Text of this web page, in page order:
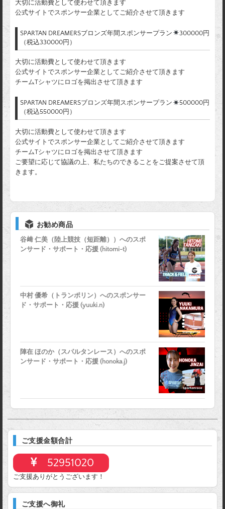
大切に活動費として使わせて頂きます
公式サイトでスポンサー企業としてご紹介させて頂きます
SPARTAN DREAMERSブロンズ年間スポンサープラン
300000円
（税込330000円）
大切に活動費として使わせて頂きます
公式サイトでスポンサー企業としてご紹介させて頂きます
チームTシャツにロゴを掲出させて頂きます
SPARTAN DREAMERSブロンズ年間スポンサープラン
500000円
（税込550000円）
大切に活動費として使わせて頂きます
公式サイトでスポンサー企業としてご紹介させて頂きます
チームTシャツにロゴを掲出させて頂きます
ご要望に応じて協議の上、私たちのできることをご提案させて頂
きます。
お勧め商品
谷﨑 仁美（陸上競技（短距離））へのスポ
ンサード・サポート・応援 (hitomi-t)
中村 優希（トランポリン）へのスポンサー
ド・サポート・応援 (yuuki.n)
陣在 ほのか（スパルタンレース）へのスポ
ンサード・サポート・応援 (honoka.j)
ご支援金額合計
52951020
ご支援ありがとうございます！
ご支援へ御礼